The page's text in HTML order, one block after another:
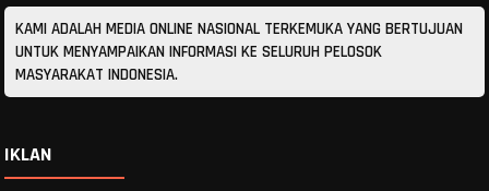
KAMI ADALAH MEDIA ONLINE NASIONAL TERKEMUKA YANG BERTUJUAN
UNTUK MENYAMPAIKAN INFORMASI KE SELURUH PELOSOK
MASYARAKAT INDONESIA.
IKLAN